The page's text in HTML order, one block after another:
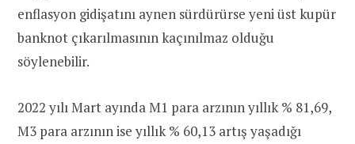
enflasyon gidişatını aynen sürdürürse yeni üst kupür
banknot çıkarılmasının kaçınılmaz olduğu
söylenebilir.
2022 yılı Mart ayında M1 para arzının yıllık % 81,69,
M3 para arzının ise yıllık % 60,13 artış yaşadığı